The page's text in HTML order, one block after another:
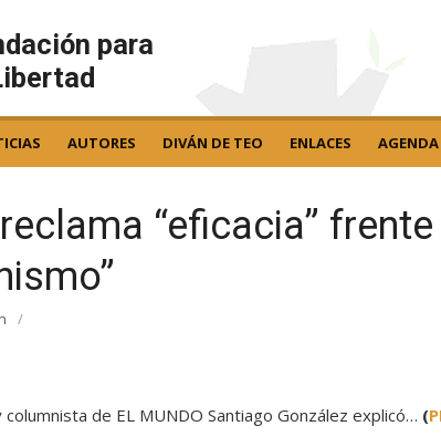
para
AUTORES DIVÁN DE TEO ENLACES AGENDA
“eficacia” frente
/
de EL MUNDO Santiago González explicó… (